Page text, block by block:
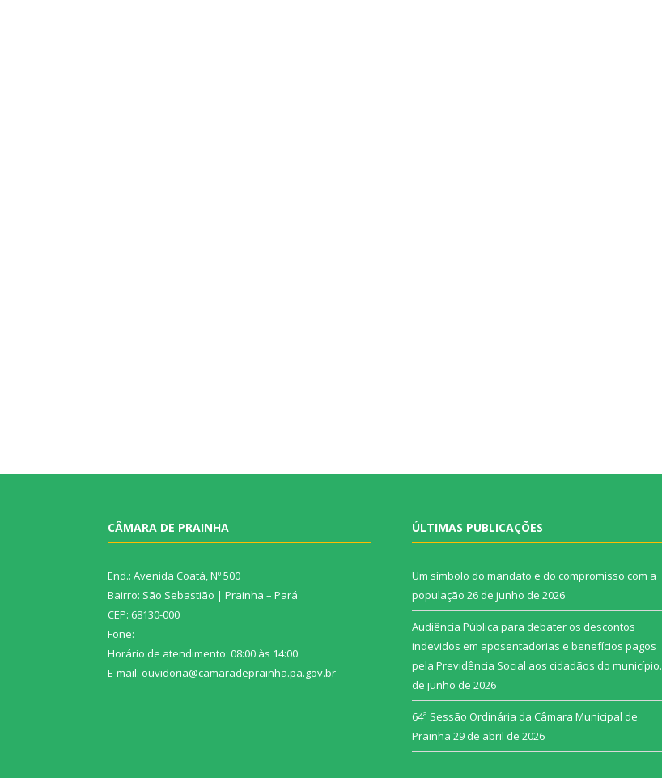
CÂMARA DE PRAINHA
End.: Avenida Coatá, Nº 500
Bairro: São Sebastião | Prainha – Pará
CEP: 68130-000
Fone:
Horário de atendimento: 08:00 às 14:00
E-mail: ouvidoria@camaradeprainha.pa.gov.br
ÚLTIMAS PUBLICAÇÕES
Um símbolo do mandato e do compromisso com a
população 26 de junho de 2026
Audiência Pública para debater os descontos
indevidos em aposentadorias e benefícios pagos
pela Previdência Social aos cidadãos do município.
de junho de 2026
64ª Sessão Ordinária da Câmara Municipal de
Prainha 29 de abril de 2026